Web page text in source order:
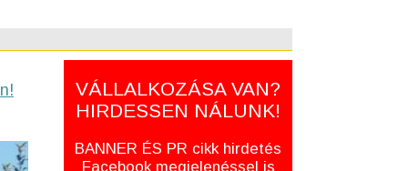
VÁLLALKOZÁSA VAN?
HIRDESSEN NÁLUNK!
BANNER ÉS PR cikk hirdetés
Facebook megjelenéssel is